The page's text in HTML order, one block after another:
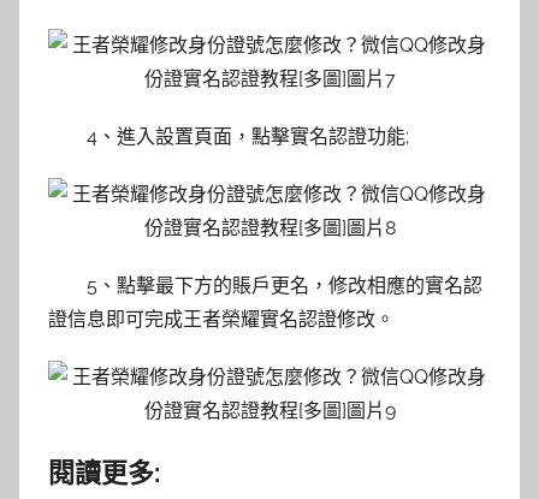
4、進入設置頁面，點擊實名認證功能;
5、點擊最下方的賬戶更名，修改相應的實名認
證信息即可完成王者榮耀實名認證修改。
閱讀更多: